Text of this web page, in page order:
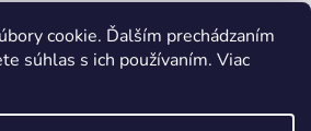
cookie. Ďalším prechádzaním
súhlas s ich používaním. Viac